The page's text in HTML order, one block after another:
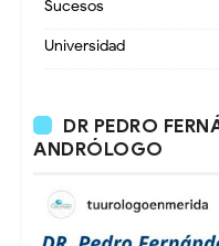
Sucesos
Universidad
DR PEDRO
ANDRÓLOGO